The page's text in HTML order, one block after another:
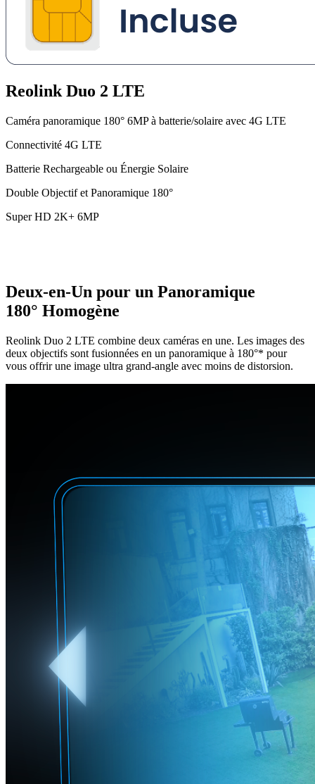
Reolink Duo 2 LTE
Caméra panoramique 180° 6MP à batterie/solaire avec 4G LTE
Connectivité 4G LTE
Batterie Rechargeable ou Énergie Solaire
Double Objectif et Panoramique 180°
Super HD 2K+ 6MP
Deux-en-Un pour un Panoramique
180° Homogène
Reolink Duo 2 LTE combine deux caméras en une. Les images des
deux objectifs sont fusionnées en un panoramique à 180°* pour
vous offrir une image ultra grand-angle avec moins de distorsion.